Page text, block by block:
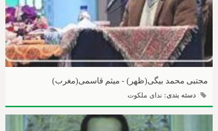
مجتبی محمد بیگی(ظهر) - میثم قاسمی(مغرب)
دسته بندی: ندای ملکوت